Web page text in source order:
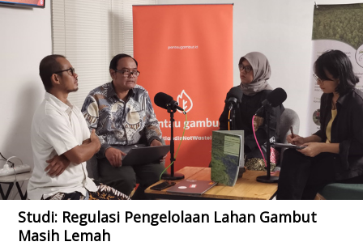
Studi: Regulasi Pengelolaan Lahan Gambut
Masih Lemah